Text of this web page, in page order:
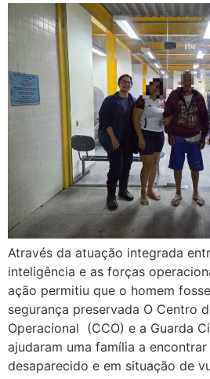
Através da atuação integrada
inteligência e as forças
ação permitiu que o homem
segurança preservada O Centro
Operacional (CCO) e a Guarda
ajudaram uma família a
desaparecido e em situação de